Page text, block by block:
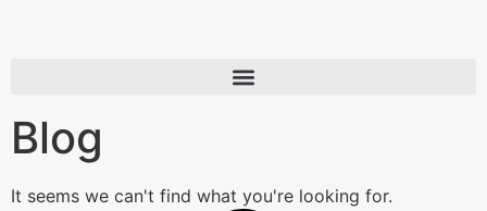
Blog
It seems we can't find what you're looking for.